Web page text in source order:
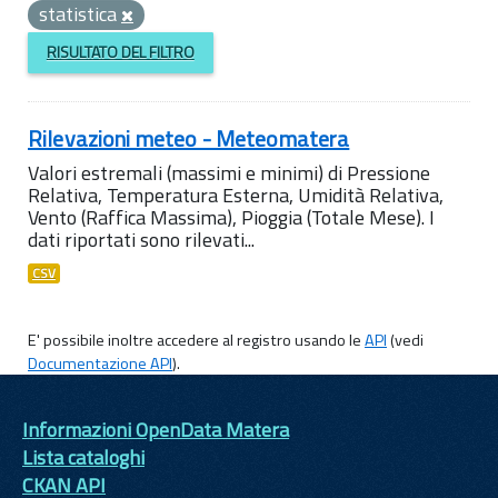
statistica
RISULTATO DEL FILTRO
Rilevazioni meteo - Meteomatera
Valori estremali (massimi e minimi) di Pressione
Relativa, Temperatura Esterna, Umidità Relativa,
Vento (Raffica Massima), Pioggia (Totale Mese). I
dati riportati sono rilevati...
CSV
E' possibile inoltre accedere al registro usando leAPI(vedi
Documentazione API).
Informazioni OpenData Matera
Lista cataloghi
CKAN API